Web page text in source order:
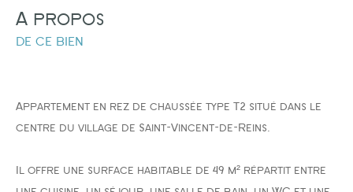
a propos
de ce bien
Appartement en rez de chaussée type T2 situé dans le
centre du village de Saint-Vincent-de-Reins.
Il offre une surface habitable de 49 m² répartit entre
COUPS DE COEUR EXCLUSIVITÉS NOUVEAUTÉS